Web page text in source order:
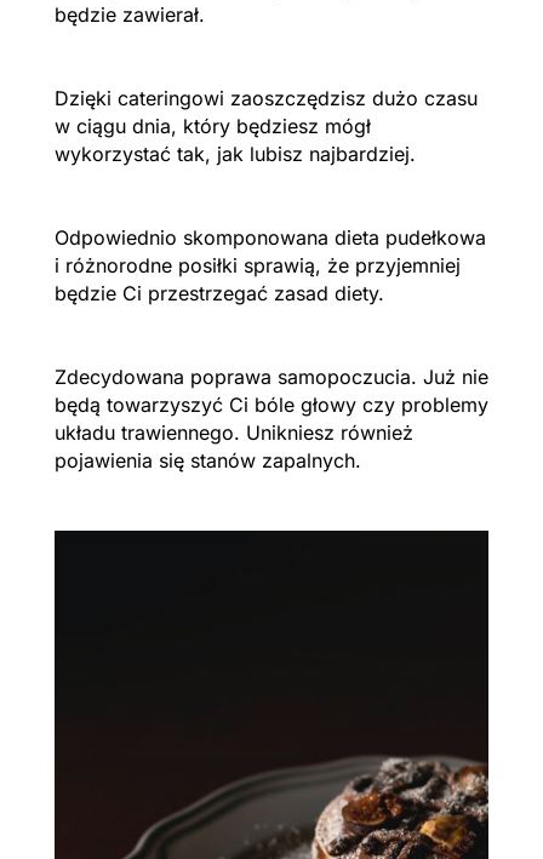
będzie zawierał.
Dzięki cateringowi zaoszczędzisz dużo czasu
w ciągu dnia, który będziesz mógł
wykorzystać tak, jak lubisz najbardziej.
Odpowiednio skomponowana dieta pudełkowa
i różnorodne posiłki sprawią, że przyjemniej
będzie Ci przestrzegać zasad diety.
Zdecydowana poprawa samopoczucia. Już nie
będą towarzyszyć Ci bóle głowy czy problemy
układu trawiennego. Unikniesz również
pojawienia się stanów zapalnych.